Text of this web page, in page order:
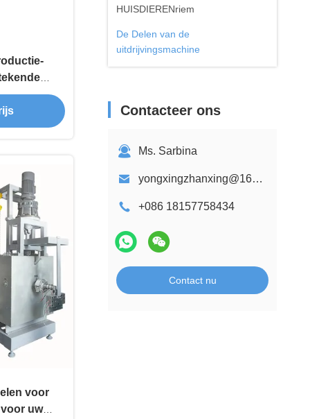
HUISDIERENriem
De Delen van de
uitdrijvingsmachine
Contacteer ons
Ms. Sarbina
yongxingzhanxing@163.com
+086 18157758434
Contact nu
machines
voor
uw